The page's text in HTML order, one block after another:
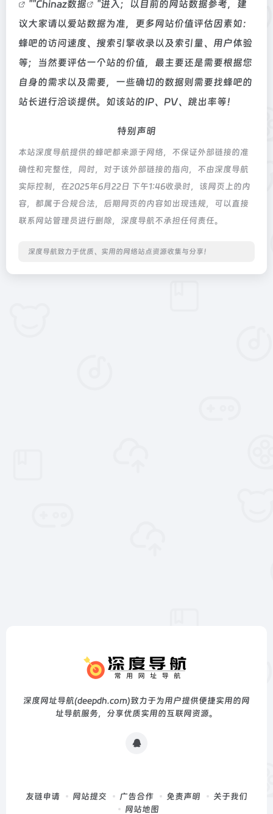
""Chinaz数据
"进入；以目前的网站数据参考，建
议大家请以爱站数据为准，更多网站价值评估因素如：
蜂吧的访问速度、搜索引擎收录以及索引量、用户体验
等；当然要评估一个站的价值，最主要还是需要根据您
自身的需求以及需要，一些确切的数据则需要找蜂吧的
站长进行洽谈提供。如该站的IP、PV、跳出率等！
特别声明
本站深度导航提供的蜂吧都来源于网络，不保证外部链接的准
确性和完整性，同时，对于该外部链接的指向，不由深度导航
实际控制，在2025年6月22日 下午1:46收录时，该网页上的内
容，都属于合规合法，后期网页的内容如出现违规，可以直接
联系网站管理员进行删除，深度导航不承担任何责任。
深度导航致力于优质、实用的网络站点资源收集与分享！
深度网址导航(deepdh.com)致力于为用户提供便捷实用的网
址导航服务，分享优质实用的互联网资源。
友链申请 网站提交 广告合作 免责声明
关于我们
网站地图